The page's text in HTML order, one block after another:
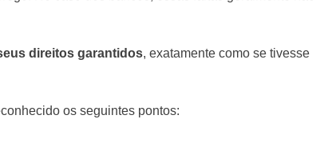
direitos garantidos, exatamente como se tivesse
os seguintes pontos: